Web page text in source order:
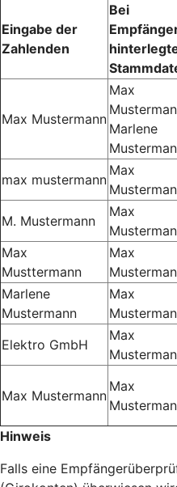
Eingabe der
Zahlenden
Bei
Max Mustermann
Max
Marlene
max mustermann
Max
M. Mustermann
Max
Max
Musttermann
Max
Marlene
Mustermann
Max
Elektro GmbH
Max
Max Mustermann
Max
Hinweis
Falls eine